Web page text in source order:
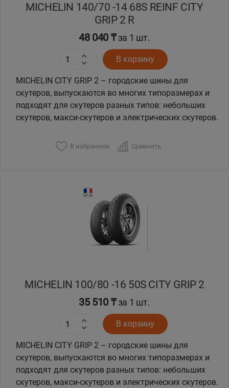
MICHELIN 140/70 -14 68S REINF CITY
GRIP 2 R
48 040 ₸за 1 шт.
В корзину
MICHELIN CITY GRIP 2 – городские шины для
скутеров, выпускаются во многих типоразмерах и
подходят для скутеров разных типов: небольших
скутеров, макси-скутеров и электрических скутеров.
В избранное Сравнить
MICHELIN 100/80 -16 50S CITY GRIP 2
35 510 ₸за 1 шт.
В корзину
MICHELIN CITY GRIP 2 – городские шины для
скутеров, выпускаются во многих типоразмерах и
подходят для скутеров разных типов: небольших
скутеров, макси-скутеров и электрических скутеров.